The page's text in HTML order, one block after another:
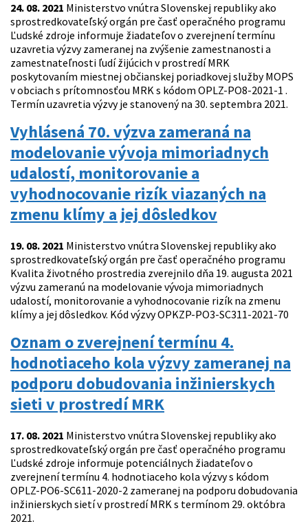
24. 08. 2021 Ministerstvo vnútra Slovenskej republiky ako
sprostredkovateľský orgán pre časť operačného programu
Ľudské zdroje informuje žiadateľov o zverejnení termínu
uzavretia výzvy zameranej na zvýšenie zamestnanosti a
zamestnateľnosti ľudí žijúcich v prostredí MRK
poskytovaním miestnej občianskej poriadkovej služby MOPS
v obciach s prítomnosťou MRK s kódom OPLZ-PO8-2021-1 .
Termín uzavretia výzvy je stanovený na 30. septembra 2021.
Vyhlásená 70. výzva zameraná na
modelovanie vývoja mimoriadnych
udalostí, monitorovanie a
vyhodnocovanie rizík viazaných na
zmenu klímy a jej dôsledkov
19. 08. 2021 Ministerstvo vnútra Slovenskej republiky ako
sprostredkovateľský orgán pre časť operačného programu
Kvalita životného prostredia zverejnilo dňa 19. augusta 2021
výzvu zameranú na modelovanie vývoja mimoriadnych
udalostí, monitorovanie a vyhodnocovanie rizík na zmenu
klímy a jej dôsledkov. Kód výzvy OPKZP-PO3-SC311-2021-70
Oznam o zverejnení termínu 4.
hodnotiaceho kola výzvy zameranej na
podporu dobudovania inžinierskych
sieti v prostredí MRK
17. 08. 2021 Ministerstvo vnútra Slovenskej republiky ako
sprostredkovateľský orgán pre časť operačného programu
Ľudské zdroje informuje potenciálnych žiadateľov o
zverejnení termínu 4. hodnotiaceho kola výzvy s kódom
OPLZ-PO6-SC611-2020-2 zameranej na podporu dobudovania
inžinierskych sietí v prostredí MRK s termínom 29. októbra
2021.